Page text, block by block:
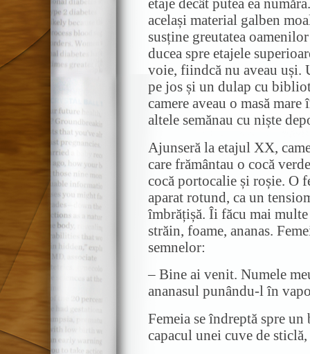
etaje decât putea ea
același material galben
susține greutatea
ducea spre etajele
voie, fiindcă nu aveau uși.
pe jos și un dulap cu
camere aveau o masă
altele semănau cu niște
Ajunseră la etajul XX,
care frământau o cocă
cocă portocalie și roșie. O
aparat rotund, ca un
îmbrățișă. Îi făcu mai multe
străin, foame, ananas.
semnelor:
– Bine ai venit. Numele
ananasul punându-l în
Femeia se îndreptă spre
capacul unei cuve de